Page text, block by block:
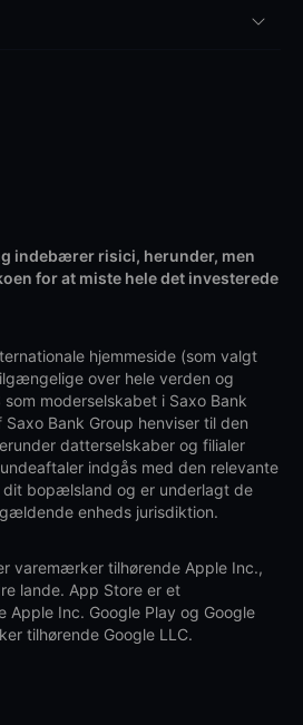
indebærer risici, herunder, men
for at miste hele det investerede
hjemmeside (som valgt
over hele verden og
moderselskabet i Saxo Bank
Saxo Bank Group henviser til den
datterselskaber og filialer
indgås med den relevante
dit bopælsland og er underlagt de
enheds jurisdiktion.
varemærker tilhørende Apple Inc.,
lande. App Store er et
Inc. Google Play og Google
tilhørende Google LLC.